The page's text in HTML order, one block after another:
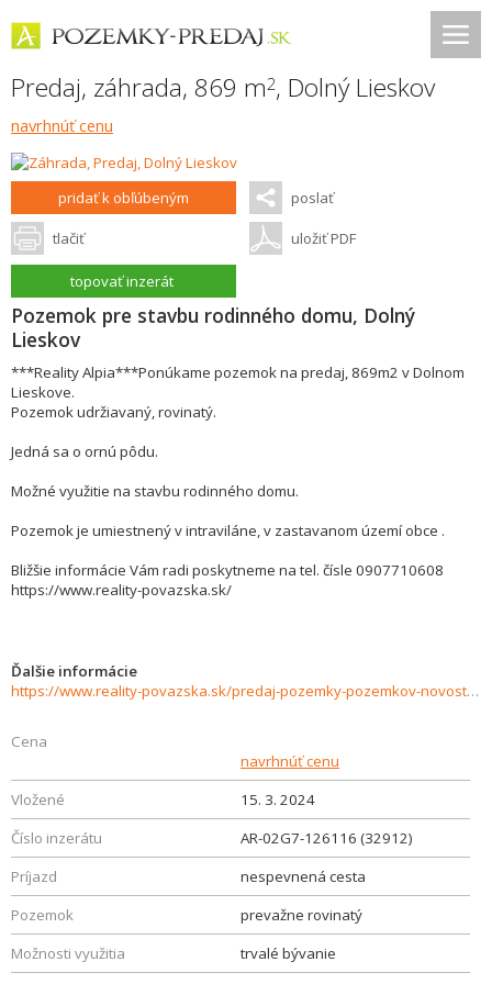
Predaj, záhrada, 869 m2, Dolný Lieskov
navrhnúť cenu
pridať k obľúbeným poslať
tlačiť uložiť PDF
topovať inzerát
Pozemok pre stavbu rodinného domu, Dolný
Lieskov
***Reality Alpia***Ponúkame pozemok na predaj, 869m2 v Dolnom
Lieskove.
Pozemok udržiavaný, rovinatý.
Jedná sa o ornú pôdu.
Možné využitie na stavbu rodinného domu.
Pozemok je umiestnený v intraviláne, v zastavanom území obce .
Bližšie informácie Vám radi poskytneme na tel. čísle 0907710608
https://www.reality-povazska.sk/
Ďalšie informácie
https://www.reality-povazska.sk/predaj-pozemky-pozemkov-novostavby/Pozemok-pre-stavbu-rodinneho-domu-Dolny-Lieskov-32912/?utm_source=areality&utm_medium=xml&utm_term=32912&utm_content=chalupa&utm_campaign=portaly
Cena
navrhnúť cenu
Vložené
15. 3. 2024
Číslo inzerátu
AR-02G7-126116 (32912)
Príjazd
nespevnená cesta
Pozemok
prevažne rovinatý
Možnosti využitia
trvalé bývanie